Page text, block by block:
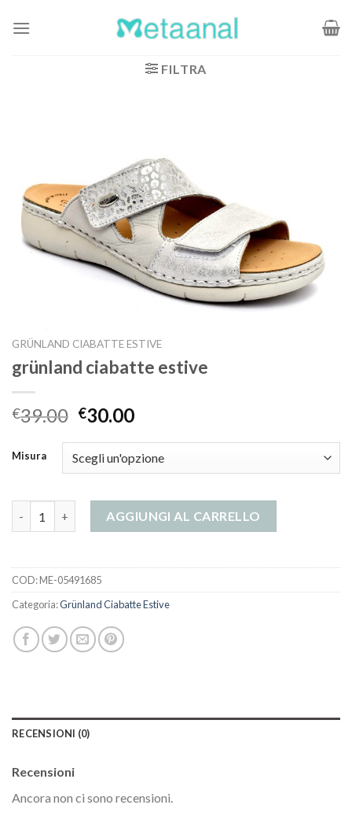
FILTRA
GRÜNLAND CIABATTE ESTIVE
grünland ciabatte estive
€39.00 €30.00
Misura
AGGIUNGI AL CARRELLO
COD:ME-05491685
Categoria:Grünland Ciabatte Estive
RECENSIONI (0)
Recensioni
Ancora non ci sono recensioni.